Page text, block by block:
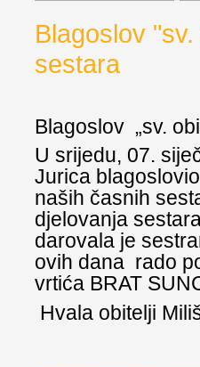
Blagoslov
sestara
Blagoslov „sv.
U srijedu, 07.
Jurica
naših časnih
djelovanja
darovala je
ovih dana rado
vrtića BRAT
Hvala obitelji